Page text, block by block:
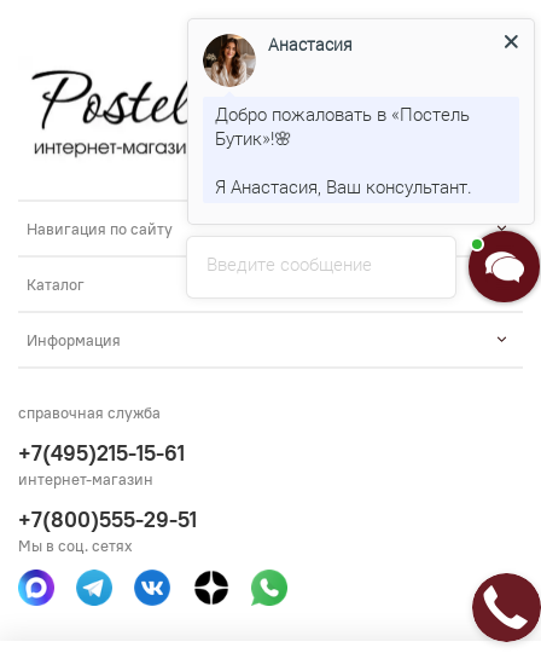
Навигация по сайту
Каталог
Информация
справочная служба
+7(495)215-15-61
интернет-магазин
+7(800)555-29-51
Мы в соц. сетях
Введите сообщение
Анастасия
Добро пожаловать в «Постель
Бутик»!🌸
Я Анастасия, Ваш консультант.